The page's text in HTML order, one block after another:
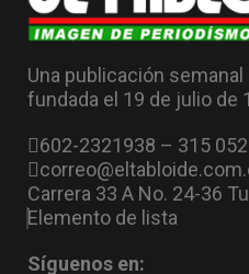
Una publicación semanal
fundada el 19 de julio de
602-2321938 – 315
Carrera 33 A No. 24-36
Elemento de lista
Síguenos en: